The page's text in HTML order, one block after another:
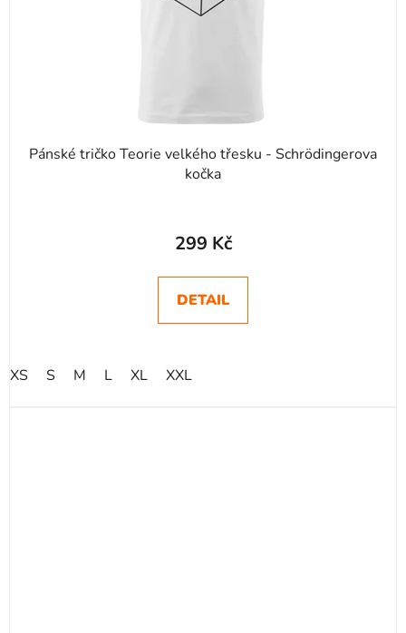
Pánské tričko Teorie velkého třesku - Schrödingerova
kočka
hodnocení
je
4,8
299 Kč
DETAIL
XS S M L XL XXL